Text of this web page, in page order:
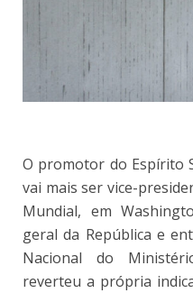
O promotor do Espírito
vai mais ser vice-
Mundial, em
geral da República e
Nacional do
reverteu a própria